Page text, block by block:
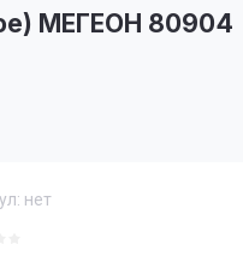
МЕГЕОН 80904
нет